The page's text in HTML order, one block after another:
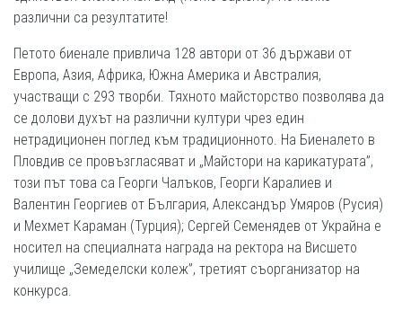
различни са резултатите!
Петото биенале привлича 128 автори от 36 държави от
Европа, Азия, Африка, Южна Америка и Австралия,
участващи с 293 творби. Тяхното майсторство позволява да
се долови духът на различни култури чрез един
нетрадиционен поглед към традиционното. На Биеналето в
Пловдив се провъзгласяват и „Майстори на карикатурата”,
този път това са Георги Чалъков, Георги Каралиев и
Валентин Георгиев от България, Александър Умяров (Русия)
и Мехмет Караман (Турция); Сергей Семенядев от Украйна е
носител на специалната награда на ректора на Висшето
училище „Земеделски колеж”, третият съорганизатор на
конкурса.